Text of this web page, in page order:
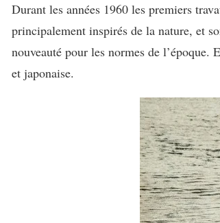
Durant les années 1960 les premiers
principalement inspirés de la nature, et
nouveauté pour les normes de
et japonaise.